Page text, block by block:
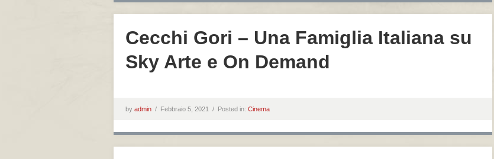
Cecchi Gori – Una Famiglia Italiana su
Sky Arte e On Demand
by admin / Febbraio 5, 2021 / Posted in: Cinema